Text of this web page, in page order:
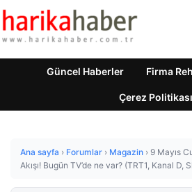
Güncel Haberler Firma
Çerez Politikası
Ana sayfa › Forumlar › Magazin › 9 Mayıs
Akışı! Bugün TV’de ne var? (TRT1, Kanal D,